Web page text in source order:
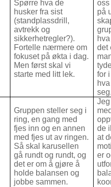
Spørre hva de
husker fra sist
(standplassdrill,
avtrekk og
sikkerhetregler?).
Fortelle nærmere om
fokuset på økta i dag.
Men først skal vi
starte med litt lek.
oss
på
det
for
Gruppen steller seg i
ring, en gang med
fjes inn og en annen
med fjes ut av ringen.
Så skal karusellen
gå rundt og rundt, og
det er om å gjøre å
holde balansen og
jobbe sammen.
de
at
er